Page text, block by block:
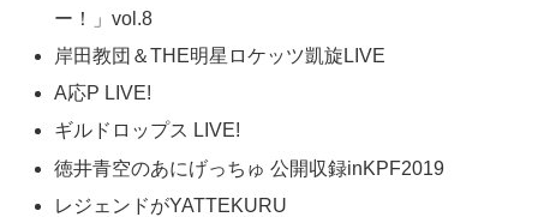
ー！」vol.8
岸田教団＆THE明星ロケッツ凱旋LIVE
A応P LIVE!
ギルドロップス LIVE!
徳井青空のあにげっちゅ 公開収録inKPF2019
レジェンドがYATTEKURU